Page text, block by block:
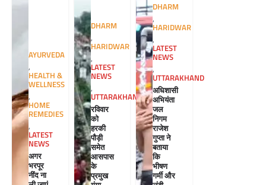
AYURVEDA
,
HEALTH &
WELLNESS
,
HOME
REMEDIES
,
LATEST
NEWS
अगर
भरपूर
नींद ना
DHARM
,
HARIDWAR
,
LATEST
NEWS
,
UTTARAKHAND
रविवार
को
हरकी
पौड़ी
समेत
आसपास
के
प्रमुख
DHARM
,
HARIDWAR
,
LATEST
NEWS
,
UTTARAKHAND
अधिशासी
अभियंता
जल
निगम
राजेश
गुप्ता ने
बताया
कि
भीषण
गर्मी और